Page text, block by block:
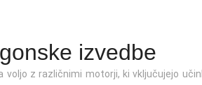
izvedbe
voljo z različnimi motorji, ki vključujejo